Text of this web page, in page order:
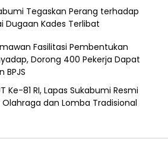
Tegaskan Perang terhadap
Dugaan Kades Terlibat
Fasilitasi Pembentukan
Dorong 400 Pekerja Dapat
BPJS
Ke-81 RI, Lapas Sukabumi Resmi
Olahraga dan Lomba Tradisional